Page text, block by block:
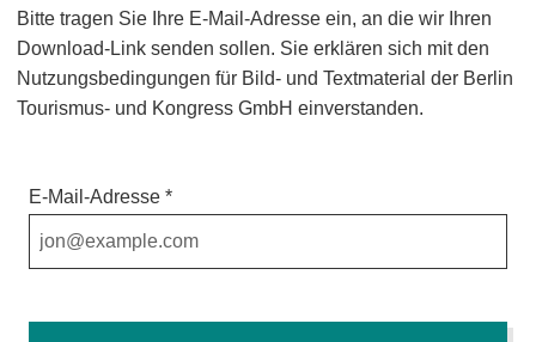
i
a
l
i
n
n
z
a
h
Bitte tragen Sie Ihre E-Mail-Adresse ein, an die wir Ihren
Download-Link senden sollen. Sie erklären sich mit den
Nutzungsbedingungen für Bild- und Textmaterial der Berlin
Tourismus- und Kongress GmbH einverstanden.
E-Mail-Adresse